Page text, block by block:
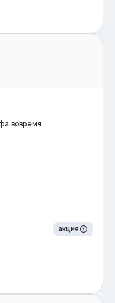
вовремя
акция